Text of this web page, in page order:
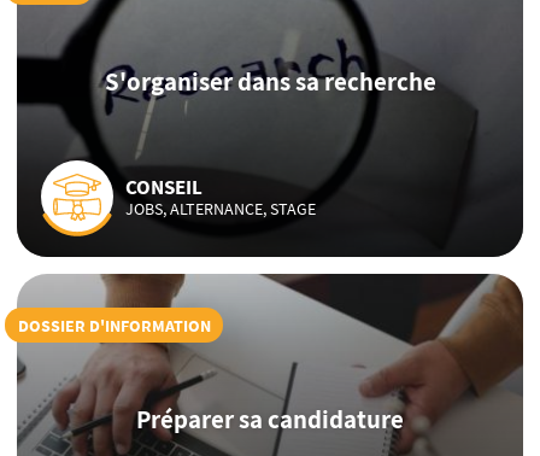
S'organiser dans sa recherche
CONSEIL
JOBS, ALTERNANCE, STAGE
DOSSIER D'INFORMATION
Préparer sa candidature